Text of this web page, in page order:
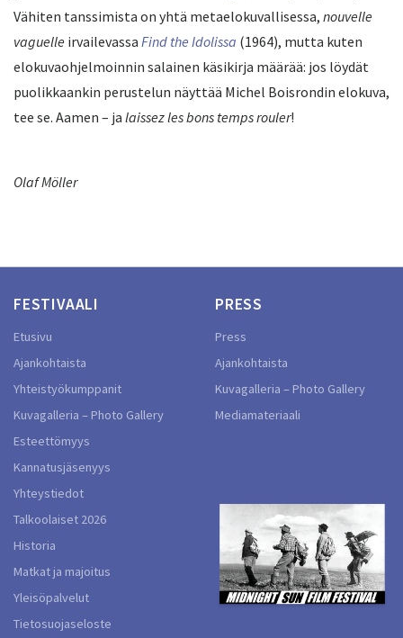
Vähiten tanssimista on yhtä metaelokuvallisessa, nouvelle
vaguelle irvailevassa Find the Idolissa (1964), mutta kuten
elokuvaohjelmoinnin salainen käsikirja määrää: jos löydät
puolikkaankin perustelun näyttää Michel Boisrondin elokuva,
tee se. Aamen – ja laissez les bons temps rouler!
Olaf Möller
FESTIVAALI
Etusivu
Ajankohtaista
Yhteistyökumppanit
Kuvagalleria – Photo Gallery
Esteettömyys
Kannatusjäsenyys
Yhteystiedot
Talkoolaiset 2026
Historia
Matkat ja majoitus
Yleisöpalvelut
Tietosuojaseloste
PRESS
Press
Ajankohtaista
Kuvagalleria – Photo Gallery
Mediamateriaali